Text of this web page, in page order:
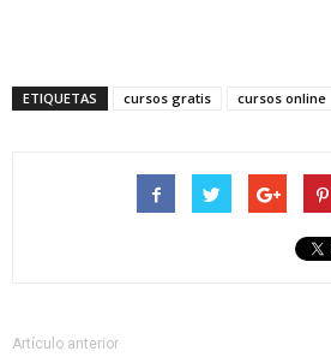
ETIQUETAS cursos gratis cursos online
Artículo anterior